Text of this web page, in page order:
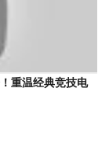
重温经典竞技电